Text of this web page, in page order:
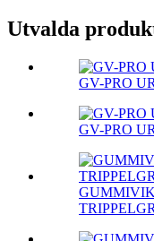
Utvalda
GV-PRO
GV-PRO